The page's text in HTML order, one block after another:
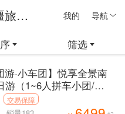
我的 导航
新疆南疆旅游新疆线路
筛选
游·小车团】悦享全景南
游（1~6人拼车小团/乌
止/7座商务车/4钻酒店/
站）线路编号：11582
交易保障